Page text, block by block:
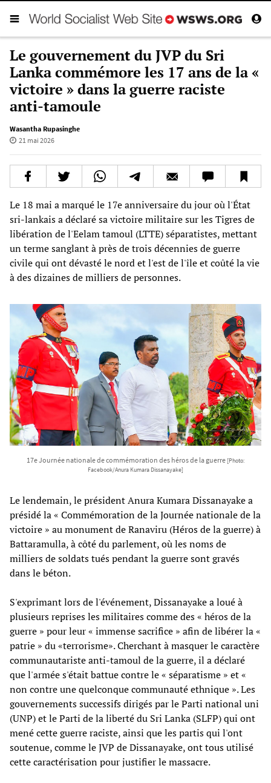
Le gouvernement du JVP du Sri
Lanka commémore les 17 ans de la «
victoire » dans la guerre raciste
anti-tamoule
Wasantha Rupasinghe
21 mai 2026
Le 18 mai a marqué le 17e anniversaire du jour où l'État
sri-lankais a déclaré sa victoire militaire sur les Tigres de
libération de l'Eelam tamoul (LTTE) séparatistes, mettant
un terme sanglant à près de trois décennies de guerre
civile qui ont dévasté le nord et l'est de l'île et coûté la vie
à des dizaines de milliers de personnes.
17e Journée nationale de commémoration des héros de la guerre [Photo:
Facebook/Anura Kumara Dissanayake]
Le lendemain, le président Anura Kumara Dissanayake a
présidé la « Commémoration de la Journée nationale de la
victoire » au monument de Ranaviru (Héros de la guerre) à
Battaramulla, à côté du parlement, où les noms de
milliers de soldats tués pendant la guerre sont gravés
dans le béton.
S'exprimant lors de l'événement, Dissanayake a loué à
plusieurs reprises les militaires comme des « héros de la
guerre » pour leur « immense sacrifice » afin de libérer la «
patrie » du «terrorisme». Cherchant à masquer le caractère
communautariste anti-tamoul de la guerre, il a déclaré
que l'armée s'était battue contre le « séparatisme » et «
non contre une quelconque communauté ethnique ». Les
gouvernements successifs dirigés par le Parti national uni
(UNP) et le Parti de la liberté du Sri Lanka (SLFP) qui ont
mené cette guerre raciste, ainsi que les partis qui l'ont
soutenue, comme le JVP de Dissanayake, ont tous utilisé
cette caractérisation pour justifier le massacre.